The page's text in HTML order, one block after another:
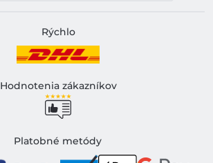
Rýchlo
Hodnotenia zákazníkov
Platobné metódy